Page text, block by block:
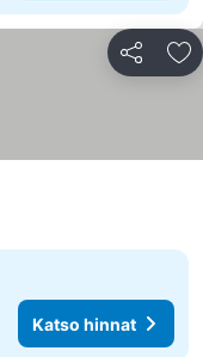
Jaa
Katso hinnat